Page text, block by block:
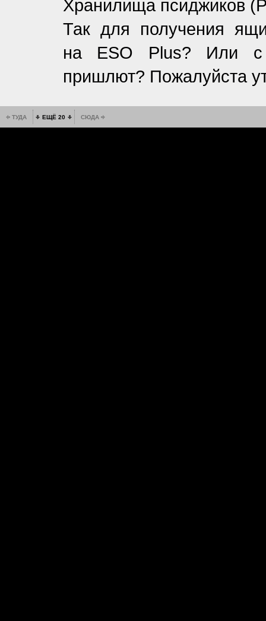
Хранилища псиджиков
Так для получения
на ESO Plus? Или с
пришлют? Пожалуйста
ТУДА ЕЩЁ 20 СЮДА